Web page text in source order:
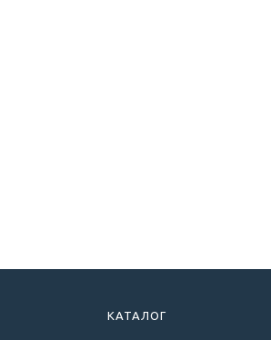
КАТАЛОГ